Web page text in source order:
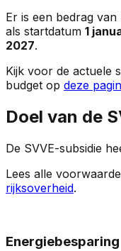
Er is een bedrag
als startdatum 1
2027.
Kijk voor de actuele
budget op deze
Doel van de
De SVVE-subsidie
Lees alle
rijksoverheid.
Energiebesparing